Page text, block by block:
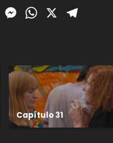
Facebook
Messenger
WhatsApp
X
Capítulo 31